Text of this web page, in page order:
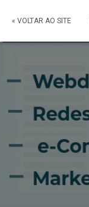
« VOLTAR AO SITE